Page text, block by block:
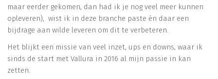
maar eerder gekomen, dan had ik je nog veel meer kunnen
opleveren), wist ik in deze branche paste én daar een
bijdrage aan wilde leveren om dit te verbeteren.
Het blijkt een missie van veel inzet, ups en downs, waar ik
sinds de start met Vallura in 2016 al mijn passie in kan
zetten.